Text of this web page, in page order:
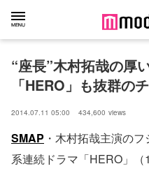
“座長”木村拓哉の厚
「HERO」も抜群の
2014.07.11 05:00 434,600 views
SMAP ・木村拓哉主演の
系連続ドラマ「HERO」（